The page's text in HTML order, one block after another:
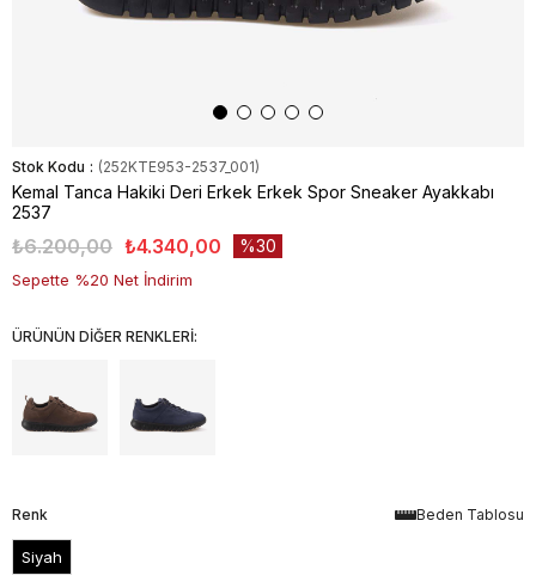
Stok Kodu (252KTE953-2537_001)
Kemal Tanca Hakiki Deri Erkek Erkek Spor Sneaker Ayakkabı
2537
₺6.200,00 ₺4.340,00 30
Sepette %20 Net İndirim
ÜRÜNÜN DİĞER RENKLERİ:
Beden Tablosu
Renk
Siyah